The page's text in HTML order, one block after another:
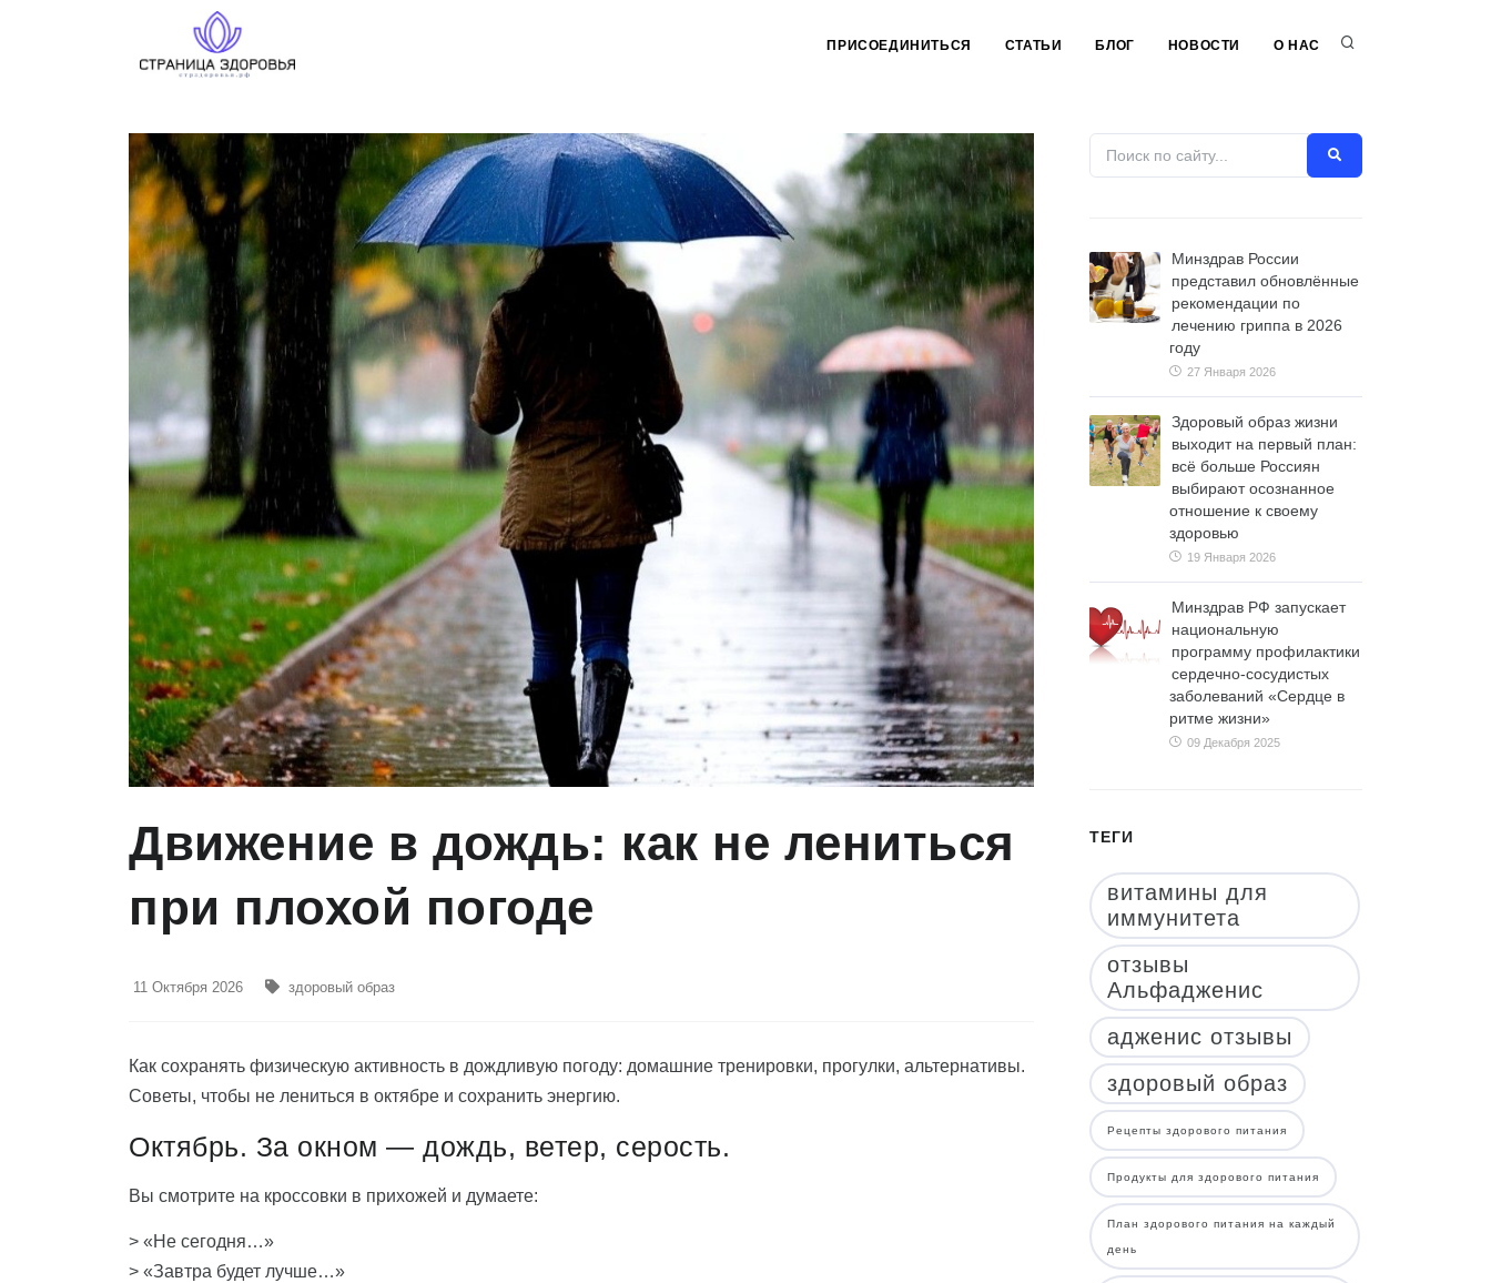
ПРИСОЕДИНИТЬСЯ СТАТЬИ БЛОГ НОВОСТИ О НАС
Движение в дождь: как не лениться
при плохой погоде
11 Октября 2026 здоровый образ
Как сохранять физическую активность в дождливую погоду: домашние тренировки, прогулки, альтернативы.
Советы, чтобы не лениться в октябре и сохранить энергию.
Октябрь. За окном — дождь, ветер, серость.
Вы смотрите на кроссовки в прихожей и думаете:
> «Не сегодня…»
> «Завтра будет лучше…»
Минздрав России
представил обновлённые
рекомендации по
лечению гриппа в 2026
году
27 Января 2026
Здоровый образ жизни
выходит на первый план:
всё больше Россиян
выбирают осознанное
отношение к своему
здоровью
19 Января 2026
Минздрав РФ запускает
национальную
программу профилактики
сердечно-сосудистых
заболеваний «Сердце в
ритме жизни»
09 Декабря 2025
ТЕГИ
витамины для
иммунитета
отзывы
Альфадженис
адженис отзывы
здоровый образ
Рецепты здорового питания
Продукты для здорового питания
План здорового питания на каждый
день